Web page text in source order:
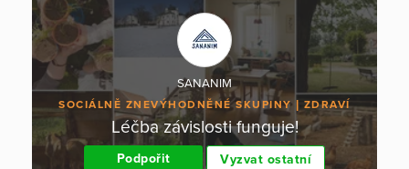
SANANIM
SOCIÁLNĚ ZNEVÝHODNĚNÉ SKUPINY ZDRAVÍ
Léčba závislosti funguje!
Podpořit Vyzvat ostatní